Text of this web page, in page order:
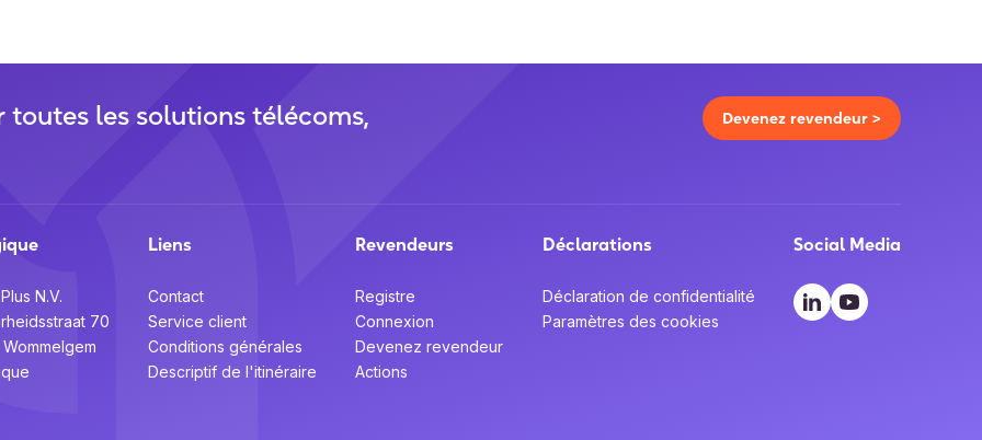
les solutions télécoms,
Devenez revendeur >
N.V.
70
Wommelgem
Liens
Contact
Service client
Conditions générales
Descriptif de l'itinéraire
Revendeurs
Registre
Connexion
Devenez revendeur
Actions
Déclarations
Déclaration de confidentialité
Paramètres des cookies
Social Media